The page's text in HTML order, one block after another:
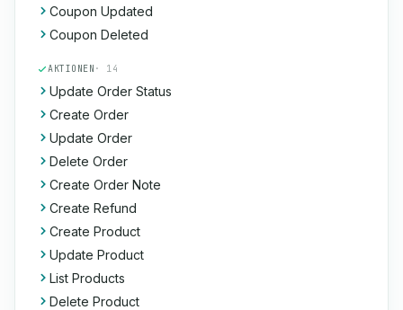
Coupon Updated
Coupon Deleted
AKTIONEN · 14
Update Order Status
Create Order
Update Order
Delete Order
Create Order Note
Create Refund
Create Product
Update Product
List Products
Delete Product